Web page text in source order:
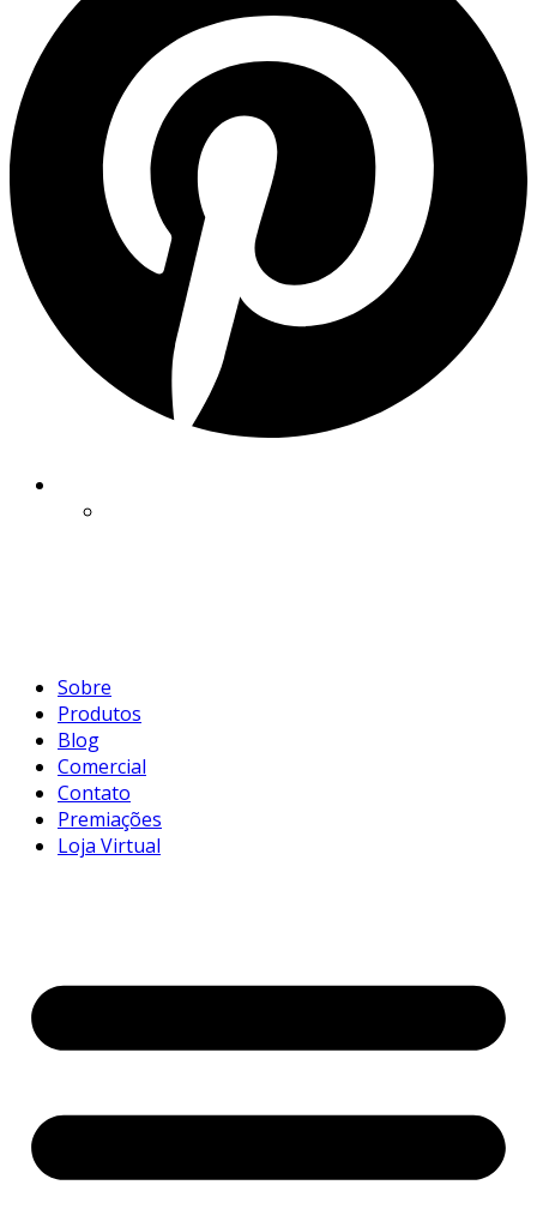
Sobre
Produtos
Blog
Comercial
Contato
Premiações
Loja Virtual